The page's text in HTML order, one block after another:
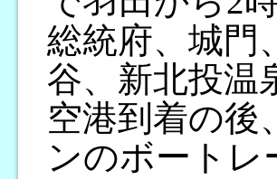
総統府、城門
谷、新北投温
空港到着の後
ンのボート